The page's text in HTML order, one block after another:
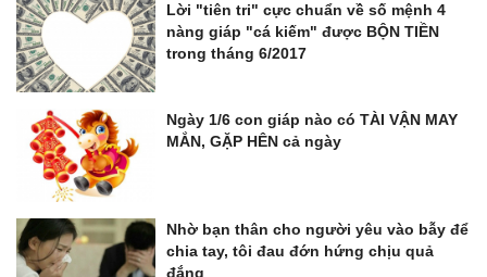
Lời "tiên tri" cực chuẩn về số mệnh 4
nàng giáp "cá kiếm" được BỘN TIỀN
trong tháng 6/2017
Ngày 1/6 con giáp nào có TÀI VẬN MAY
MẮN, GẶP HÊN cả ngày
Nhờ bạn thân cho người yêu vào bẫy để
chia tay, tôi đau đớn hứng chịu quả
đắng